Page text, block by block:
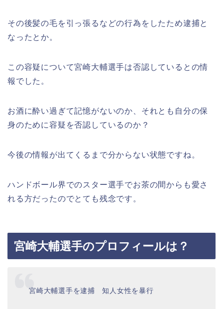
その後髪の毛を引っ張るなどの行為をしたため逮捕と
なったとか。
この容疑について宮崎大輔選手は否認しているとの情
報でした。
お酒に酔い過ぎて記憶がないのか、それとも自分の保
身のために容疑を否認しているのか？
今後の情報が出てくるまで分からない状態ですね。
ハンドボール界でのスター選手でお茶の間からも愛さ
れる方だったのでとても残念です。
宮崎大輔選手のプロフィールは？
宮崎大輔選手を逮捕 知人女性を暴行